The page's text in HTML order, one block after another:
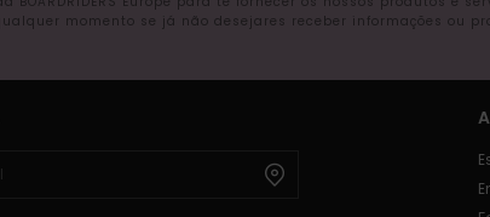
momento se já não desejares receber informações ou